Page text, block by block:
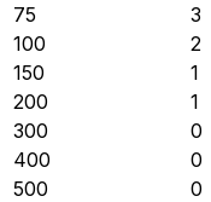
75
3
100
2
150
1
200
1
300
0
400
0
500
0